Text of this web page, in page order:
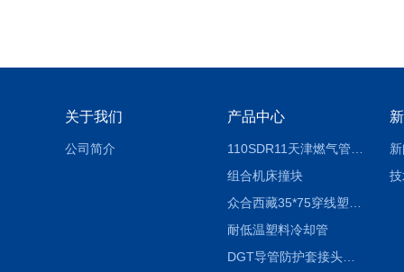
关于我们
公司简介
产品中心
组合机床撞块
耐低温塑料冷却管
DGT导管防护套接头形式与参数